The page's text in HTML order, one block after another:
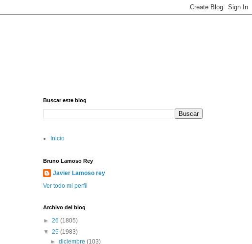
Buscar este blog
Inicio
Bruno Lamoso Rey
Javier Lamoso rey
Ver todo mi perfil
Archivo del blog
► 26 (1805)
▼ 25 (1983)
►diciembre(103)